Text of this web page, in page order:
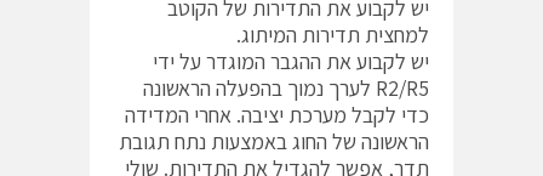
יש לקבוע את התדירות של הקוטב
למחצית תדירות המיתוג.
יש לקבוע את ההגבר המוגדר על ידי
R2/R5 לערך נמוך בהפעלה הראשונה
כדי לקבל מערכת יציבה. אחרי המדידה
הראשונה של החוג באמצעות נתח תגובת
תדר, אפשר להגדיל את התדירות. שולי